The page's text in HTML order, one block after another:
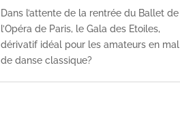
Dans l’attente de la rentrée du Ballet de
l’Opéra de Paris, le Gala des Etoiles,
dérivatif idéal pour les amateurs en mal
de danse classique?